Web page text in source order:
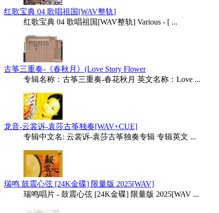
红歌宝典 04 歌唱祖国[WAV整轨]
红歌宝典 04 歌唱祖国[WAV整轨] Various - [ ...
古筝三重奏-《春秋月》(Love Story Flower
专辑名称：古筝三重奏-春花秋月 英文名称：Love ...
龙音-云裳诉-袁莎古筝独奏[WAV+CUE]
专辑中文名: 云裳诉-袁莎古筝独奏专辑 专辑英文 ...
瑞鸣 鼓震心弦 [24K金碟] 限量版 2025[WAV]
瑞鸣唱片 - 鼓震心弦 [24K金碟] 限量版 2025[WAV ...